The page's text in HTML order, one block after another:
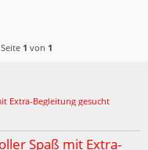
1 von 1
Extra-Begleitung gesucht
Spaß mit Extra-